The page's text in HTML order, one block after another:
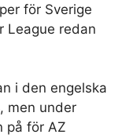
för Sverige
League redan
i den engelska
men under
på för AZ